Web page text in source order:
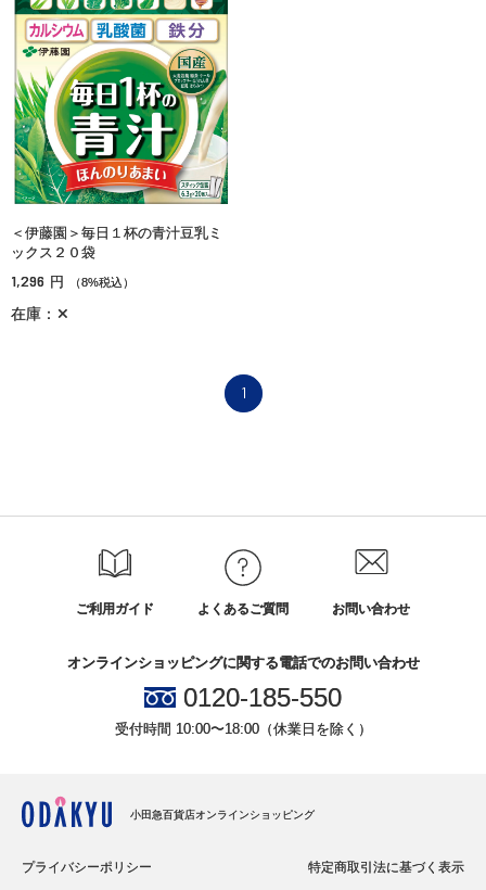
＜伊藤園＞毎日１杯の青汁豆乳ミ
ックス２０袋
1,296 円 （8%税込）
在庫：✕
1
ご利用ガイド よくあるご質問 お問い合わせ
オンラインショッピングに関する電話でのお問い合わせ
0120-185-550
受付時間 10:00〜18:00（休業日を除く）
小田急百貨店オンラインショッピング
プライバシーポリシー 特定商取引法に基づく表示